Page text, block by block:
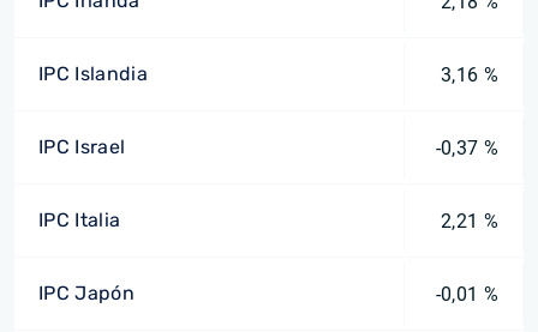
IPC Islandia 3,16 %
IPC Israel -0,37 %
IPC Italia 2,21 %
IPC Japón -0,01 %